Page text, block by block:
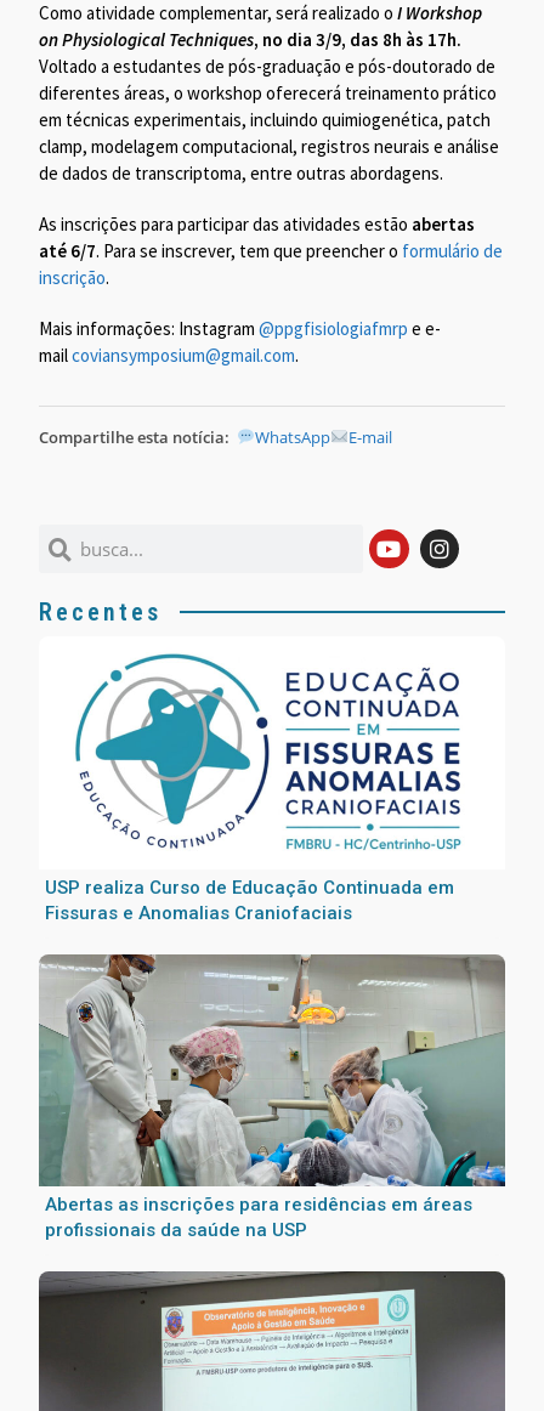
Como atividade complementar, será realizado oI Workshop
on Physiological Techniques, no dia 3/9, das 8h às 17h.
Voltado a estudantes de pós-graduação e pós-doutorado de
diferentes áreas, o workshop oferecerá treinamento prático
em técnicas experimentais, incluindo quimiogenética, patch
clamp, modelagem computacional, registros neurais e análise
de dados de transcriptoma, entre outras abordagens.
As inscrições para participar das atividades estão abertas
até 6/7. Para se inscrever, tem que preencher o formulário de
inscrição.
Mais informações: Instagram@ppgfisiologiafmrp e e-
mailcoviansymposium@gmail.com.
Compartilhe esta notícia: WhatsApp E-mail
Recentes
USP realiza Curso de Educação Continuada em
Fissuras e Anomalias Craniofaciais
Abertas as inscrições para residências em áreas
profissionais da saúde na USP